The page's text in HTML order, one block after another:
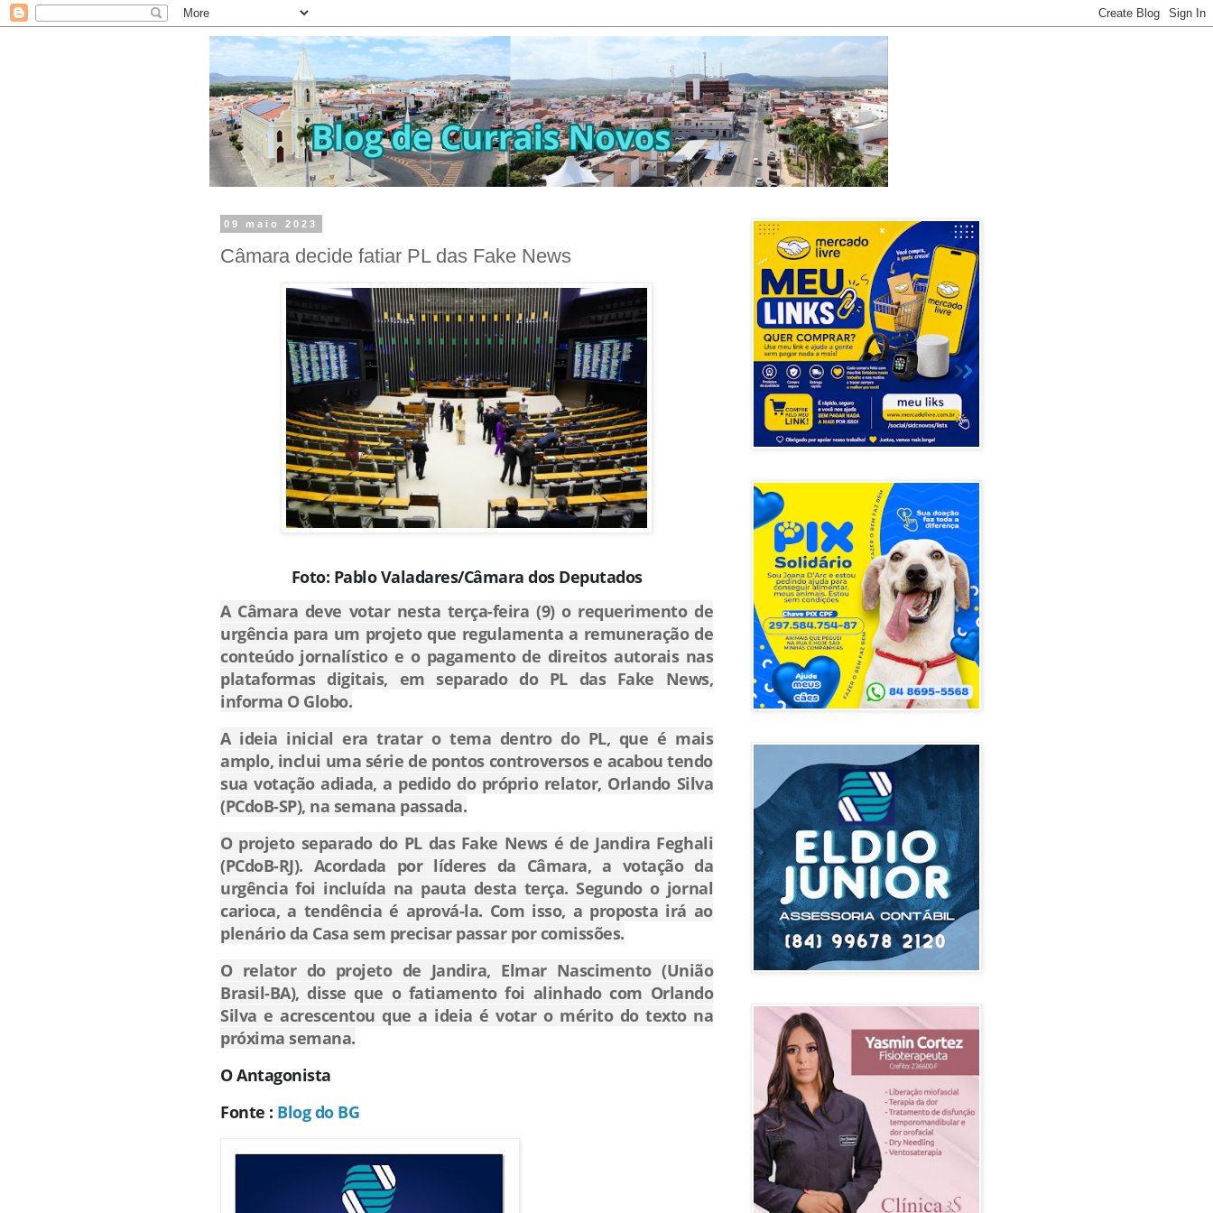
09 maio 2023
Câmara decide fatiar PL das Fake News
Foto: Pablo Valadares/Câmara dos Deputados
A Câmara deve votar nesta terça-feira (9) o requerimento de
urgência para um projeto que regulamenta a remuneração de
conteúdo jornalístico e o pagamento de direitos autorais nas
plataformas digitais, em separado do PL das Fake News,
informa O Globo.
A ideia inicial era tratar o tema dentro do PL, que é mais
amplo, inclui uma série de pontos controversos e acabou tendo
sua votação adiada, a pedido do próprio relator, Orlando Silva
(PCdoB-SP), na semana passada.
O projeto separado do PL das Fake News é de Jandira Feghali
(PCdoB-RJ). Acordada por líderes da Câmara, a votação da
urgência foi incluída na pauta desta terça. Segundo o jornal
carioca, a tendência é aprová-la. Com isso, a proposta irá ao
plenário da Casa sem precisar passar por comissões.
O relator do projeto de Jandira, Elmar Nascimento (União
Brasil-BA), disse que o fatiamento foi alinhado com Orlando
Silva e acrescentou que a ideia é votar o mérito do texto na
próxima semana.
O Antagonista
Fonte : Blog do BG